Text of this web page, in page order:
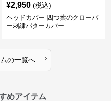
¥2,950 (税込)
ヘッドカバー 四つ葉のクローバ
ー刺繍パターカバー
の一覧へ ›
めアイテム